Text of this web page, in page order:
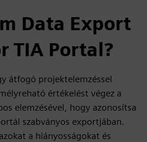
Data Export
TIA Portal?
átfogó projektelemzéssel
értékelést végez a
elemzésével, hogy azonosítsa
szabványos exportjában.
a hiányosságokat és